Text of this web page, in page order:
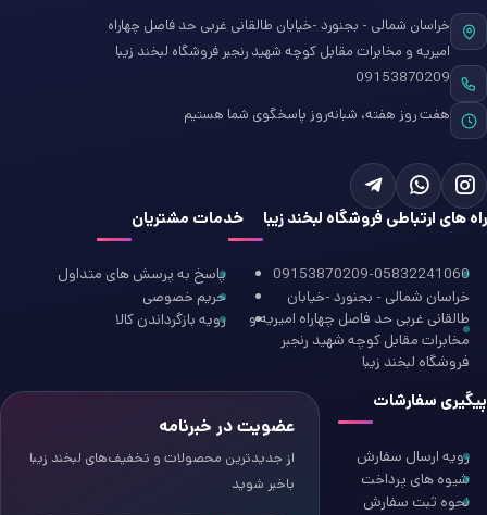
خراسان شمالی - بجنورد -خیابان طالقانی غربی حد فاصل چهاراه
امیریه و مخابرات مقابل کوچه شهید رنجبر فروشگاه لبخند زیبا
09153870209
هفت روز هفته، شبانه‌روز پاسخگوی شما هستیم
راه های ارتباطی فروشگاه لبخند زیبا
09153870209-05832241060
خراسان شمالی - بجنورد -خیابان
طالقانی غربی حد فاصل چهاراه امیریه و
مخابرات مقابل کوچه شهید رنجبر
فروشگاه لبخند زیبا
خدمات مشتریان
پاسخ به پرسش های متداول
حریم خصوصی
رویه بازگرداندن کالا
پیگیری سفارشات
رویه ارسال سفارش
شیوه های پرداخت
نحوه ثبت سفارش
عضویت در خبرنامه
از جدیدترین محصولات و تخفیف‌های لبخند زیبا
باخبر شوید